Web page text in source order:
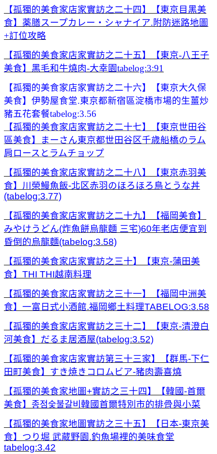
【孤獨的美食家店家實訪之二十四】【東京目黑美
食】薬膳スープカレー・シャナイア.附防迷路地圖
+訂位攻略
【孤獨的美食家店家實訪之二十五】【東京-八王子
美食】黑毛和牛燒肉-大幸園tabelog:3:91
【孤獨的美食家店家實訪之二十六】【東京大久保
美食】伊勢屋食堂.東京都新宿區淀橋市場的生薑炒
豬五花套餐tabelog:3.56
【孤獨的美食家店家實訪之二十七】【東京世田谷
區美食】まーさん東京都世田谷区千歳船橋のラム
肩ロースとラムチョップ
【孤獨的美食家店家實訪之二十八】【東京赤羽美
食】川榮鰻魚飯-北区赤羽のほろほろ鳥とうな丼
(tabelog:3.77)
【孤獨的美食家店家實訪之二十九】【福岡美食】
みやけうどん(炸魚餅烏龍麵 三宅)60年老店便宜到
昏倒的烏龍麵(tabelog:3.58)
【孤獨的美食家店家實訪之三十】【東京-蒲田美
食】THI THI越南料理
【孤獨的美食家店家實訪之三十一】【福岡中洲美
食】一富日式小酒館.福岡鄉土料理TABELOG:3.58
【孤獨的美食家店家實訪之三十二】【東京-清澄白
河美食】だるま居酒屋(tabelog:3.52)
【孤獨的美食家店家實訪第三十三家】【群馬-下仁
田町美食】すき焼きコロムビア-豬肉壽喜燒
【孤獨的美食家地圖+實訪之三十四】【韓國-首爾
美食】종점숯불갈비韓國首爾特別市的排骨與小菜
【孤獨的美食家地圖實訪之三十五】【日本-東京美
食】つり堀 武蔵野園.釣魚場裡的美味食堂
tabelog:3.42